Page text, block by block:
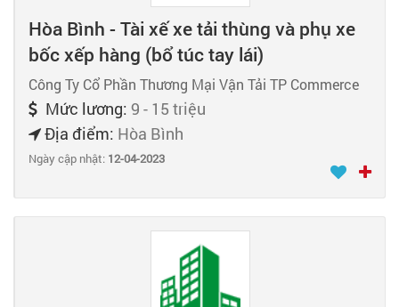
Hòa Bình - Tài xế xe tải thùng và phụ xe
bốc xếp hàng (bổ túc tay lái)
Công Ty Cổ Phần Thương Mại Vận Tải TP Commerce
Mức lương: 9 - 15 triệu
Địa điểm: Hòa Bình
Ngày cập nhật: 12-04-2023